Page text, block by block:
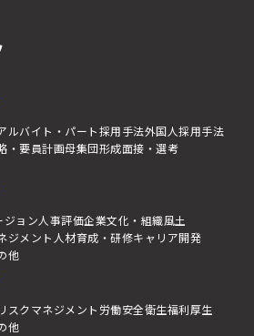
ルバイト・パート採用手法外国人採用手法
・要員計画母集団形成面接・選考
ジョン人事評価企業文化・組織風土
ジメント 人材育成・研修キャリア開発
他
リスクマネジメント 労働安全衛生福利厚生
他